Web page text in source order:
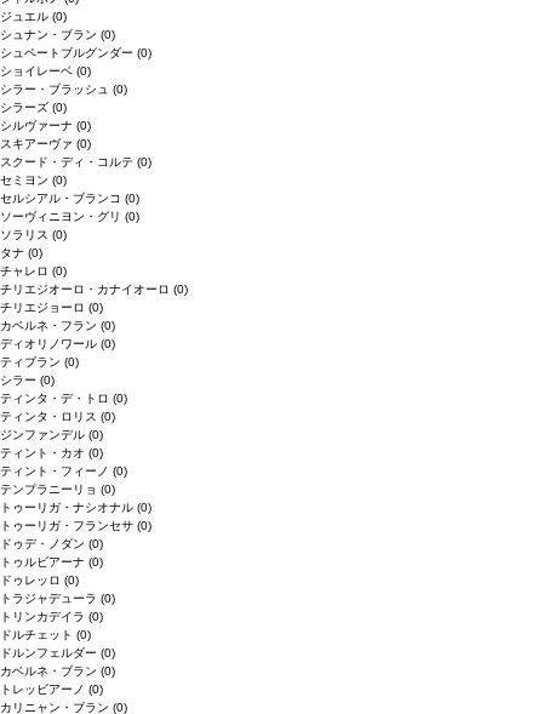
ジュエル (0)
シュナン・ブラン (0)
シュペートブルグンダー (0)
ショイレーベ (0)
シラー・ブラッシュ (0)
シラーズ (0)
シルヴァーナ (0)
スキアーヴァ (0)
スクード・ディ・コルテ (0)
セミヨン (0)
セルシアル・ブランコ (0)
ソーヴィニヨン・グリ (0)
ソラリス (0)
タナ (0)
チャレロ (0)
チリエジオーロ・カナイオーロ (0)
チリエジョーロ (0)
カベルネ・フラン (0)
ディオリノワール (0)
ティブラン (0)
シラー (0)
ティンタ・デ・トロ (0)
ティンタ・ロリス (0)
ジンファンデル (0)
ティント・カオ (0)
ティント・フィーノ (0)
テンプラニーリョ (0)
トゥーリガ・ナシオナル (0)
トゥーリガ・フランセサ (0)
ドゥデ・ノダン (0)
トゥルビアーナ (0)
ドゥレッロ (0)
トラジャデューラ (0)
トリンカデイラ (0)
ドルチェット (0)
ドルンフェルダー (0)
カベルネ・ブラン (0)
トレッビアーノ (0)
カリニャン・ブラン (0)